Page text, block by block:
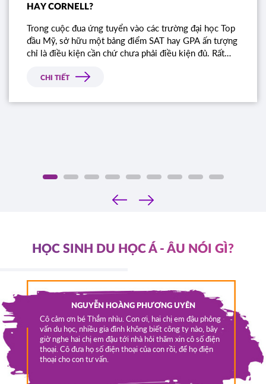
HAY CORNELL?
Trong cuộc đua ứng tuyển vào các trường đại học Top
đầu Mỹ, sở hữu một bảng điểm SAT hay GPA ấn tượng
chỉ là điều kiện cần chứ chưa phải điều kiện đủ. Rất
bị từ chối chỉ vì bài luận thiếu chiều sâu. Đâu là tiêu
tìm kiếm?
CHI TIẾT
‹
›
HỌC SINH DU HỌC Á - ÂU NÓI GÌ?
qua em
ở
được
là bắt
- Âu rất
NGUYỄN HOÀNG PHƯƠNG UYÊN
Cô cảm ơn bé Thắm nhìu. Con ơi, hai chị em đậu phỏng
vấn du học, nhiều gia đình không biết công ty nào, bây
giờ nghe hai chị em đậu tới nhà hỏi thăm xin cô số điện
thoại. Cô đưa họ số điện thoại của con rồi, để họ điện
thoại cho con tư vấn.
Tui
lớp 11.
việc